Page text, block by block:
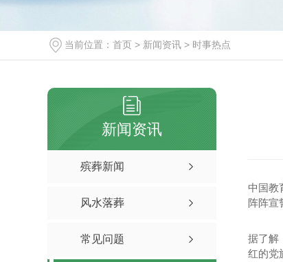
当前位置： 首页 > 新闻资讯 > 时事热点
新闻资讯
殡葬新闻
风水落葬
常见问题
中国教
阵阵宣
据了解
红的党